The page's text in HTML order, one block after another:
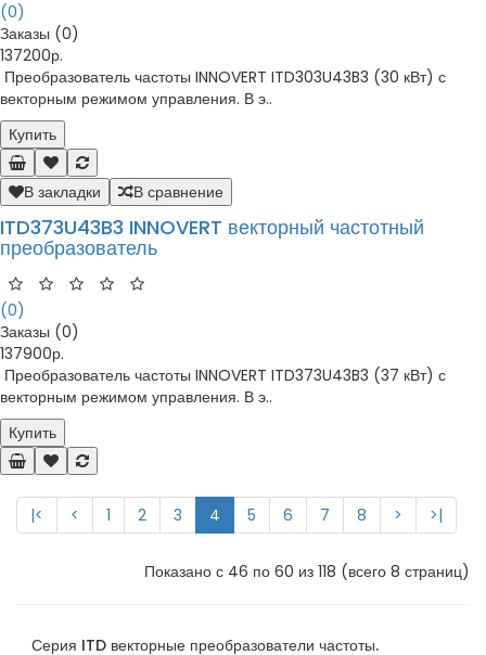
(0)
Заказы (0)
137200р.
Преобразователь частоты INNOVERT ITD303U43B3 (30 кВт) с
векторным режимом управления. В э..
Купить
В закладки В сравнение
ITD373U43B3 INNOVERT векторный частотный
преобразователь
(0)
Заказы (0)
137900р.
Преобразователь частоты INNOVERT ITD373U43B3 (37 кВт) с
векторным режимом управления. В э..
Купить
|< < 1 2 3 4 5 6 7 8 > >|
Показано с 46 по 60 из 118 (всего 8 страниц)
Серия ITD векторные преобразователи частоты.